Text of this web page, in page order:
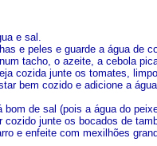
e sal.
e peles e guarde a água de
tacho, o azeite, a cebola
cozida junte os tomates,
bem cozido e adicione a
bom de sal (pois a água do
cozido junte os bocados de
e enfeite com mexilhões